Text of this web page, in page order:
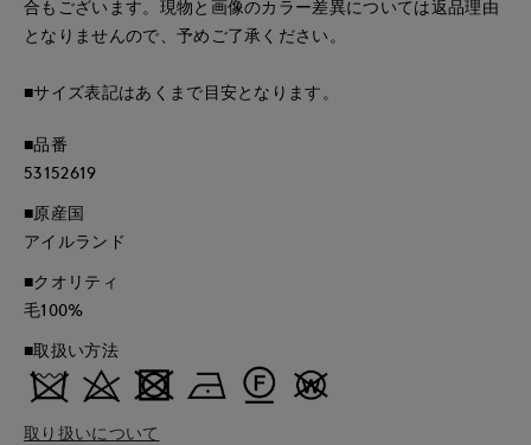
合もございます。現物と画像のカラー差異については返品理由
となりませんので、予めご了承ください。
■サイズ表記はあくまで目安となります。
■品番
53152619
■原産国
アイルランド
■クオリティ
毛100%
■取扱い方法
取り扱いについて